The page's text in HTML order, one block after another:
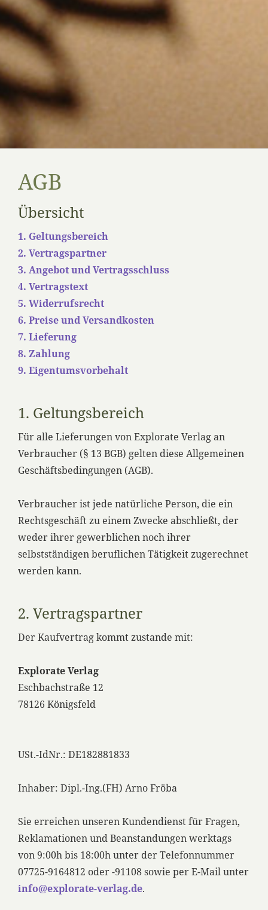
AGB
Übersicht
1. Geltungsbereich
2. Vertragspartner
3. Angebot und Vertragsschluss
4. Vertragstext
5. Widerrufsrecht
6. Preise und Versandkosten
7. Lieferung
8. Zahlung
9. Eigentumsvorbehalt
1. Geltungsbereich
Für alle Lieferungen von Explorate Verlag an
Verbraucher (§ 13 BGB) gelten diese Allgemeinen
Geschäftsbedingungen (AGB).
Verbraucher ist jede natürliche Person, die ein
Rechtsgeschäft zu einem Zwecke abschließt, der
weder ihrer gewerblichen noch ihrer
selbstständigen beruflichen Tätigkeit zugerechnet
werden kann.
2. Vertragspartner
Der Kaufvertrag kommt zustande mit:
Explorate Verlag
Eschbachstraße 12
78126 Königsfeld
USt.-IdNr.: DE182881833
Inhaber: Dipl.-Ing.(FH) Arno Fröba
Sie erreichen unseren Kundendienst für Fragen,
Reklamationen und Beanstandungen werktags
von 9:00h bis 18:00h unter der Telefonnummer
07725-9164812 oder -91108 sowie per E-Mail unter
info@explorate-verlag.de.